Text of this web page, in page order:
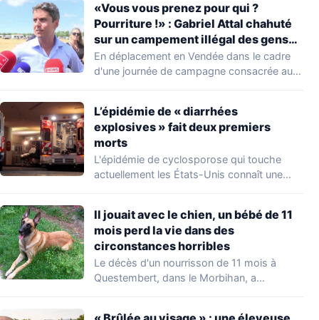
«Vous vous prenez pour qui ?
Pourriture !» : Gabriel Attal chahuté
sur un campement illégal des gens
du voyage
En déplacement en Vendée dans le cadre
d'une journée de campagne consacrée aux
L’épidémie de « diarrhées
explosives » fait deux premiers
morts
L'épidémie de cyclosporose qui touche
actuellement les États-Unis connaît une
Il jouait avec le chien, un bébé de 11
mois perd la vie dans des
circonstances horribles
Le décès d'un nourrisson de 11 mois à
Questembert, dans le Morbihan, a